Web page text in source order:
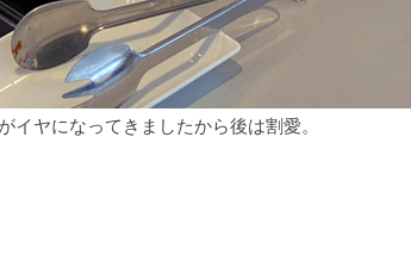
ヤになってきましたから後は割愛。